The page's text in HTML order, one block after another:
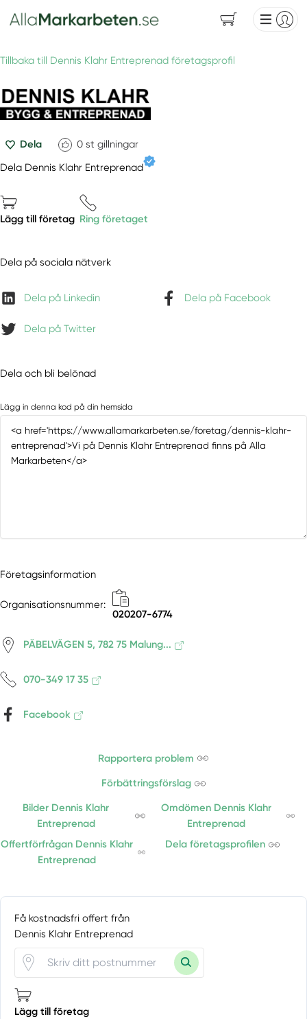
Tillbaka till Dennis Klahr Entreprenad företagsprofil
Dela 0 st gillningar
Dela Dennis Klahr Entreprenad
Lägg till företag Ring företaget
Dela på sociala nätverk
Dela på Linkedin Dela på Facebook
Dela på Twitter
Dela och bli belönad
Lägg in denna kod på din hemsida
Företagsinformation
Organisationsnummer:
020207-6774
PÄBELVÄGEN 5, 782 75 Malung...
070-349 17 35
Facebook
Rapportera problem
Förbättringsförslag
Bilder Dennis Klahr
Entreprenad
Omdömen Dennis Klahr
Entreprenad
Offertförfrågan Dennis Klahr
Entreprenad
Dela företagsprofilen
Få kostnadsfri offert från
Dennis Klahr Entreprenad
Lägg till företag